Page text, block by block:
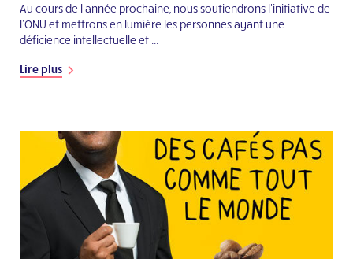
Au cours de l'année prochaine, nous soutiendrons l'initiative de
l'ONU et mettrons en lumière les personnes ayant une
déficience intellectuelle et ...
Lire plus